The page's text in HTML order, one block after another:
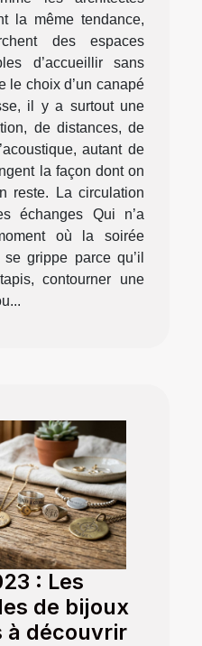
la même tendance,
des espaces
d’accueillir sans
le choix d’un canapé
il y a surtout une
de distances, de
autant de
la façon dont on
reste. La circulation
échanges Qui n’a
où la soirée
grippe parce qu’il
contourner une
: Les
de bijoux
à découvrir